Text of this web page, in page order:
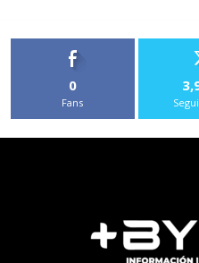
0
Fans